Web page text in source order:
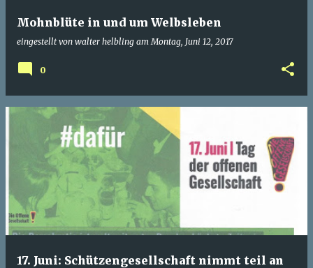
Mohnblüte in und um Welbsleben
eingestellt von walter helbling amMontag, Juni 12, 2017
0
17. Juni: Schützengesellschaft nimmt teil an